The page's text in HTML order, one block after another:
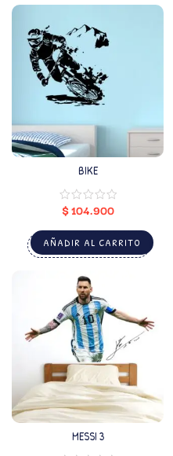
BIKE
$104.900
AÑADIR AL CARRITO
MESSI 3